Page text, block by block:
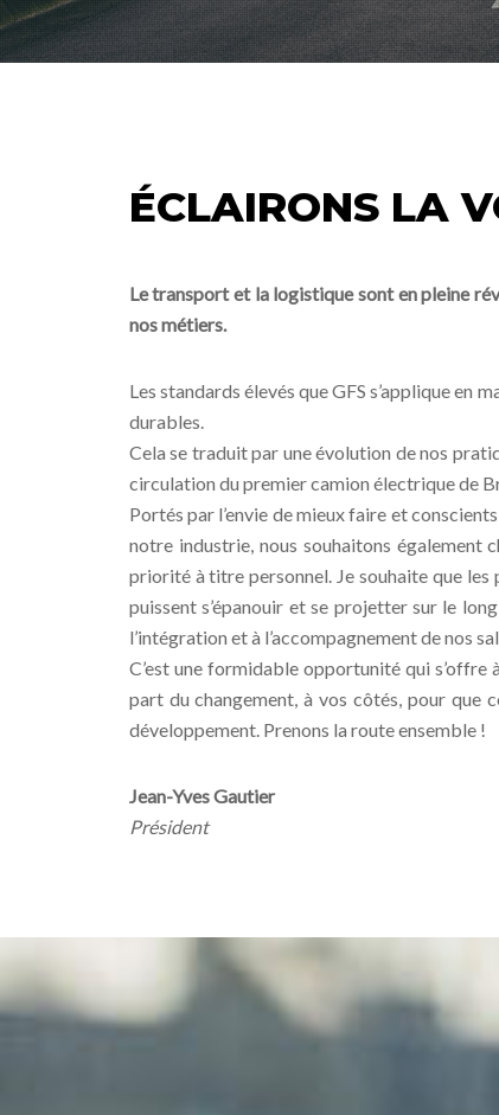
ÉCLAIRONS LA
Le transport et la logistique sont en pleine
nos métiers.
Les standards élevés que GFS s’applique en
durables.
Cela se traduit par une évolution de nos
circulation du premier camion électrique de
Portés par l’envie de mieux faire et
notre industrie, nous souhaitons également
priorité à titre personnel. Je souhaite que les
puissent s’épanouir et se projetter sur le
l’intégration et à l’accompagnement de nos
C’est une formidable opportunité qui s’offre
part du changement, à vos côtés, pour que
développement. Prenons la route ensemble !
Jean-Yves Gautier
Président